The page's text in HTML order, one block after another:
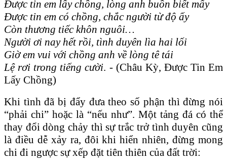
Được tin em lấy chồng, lòng anh buồn biết mấy
Được tin em có chồng, chắc người từ độ ấy
Còn thương tiếc khôn nguôi…
Người ơi nay hết rồi, tình duyên lìa hai lối
Giờ em vui với chồng anh về lòng tê tái
Lệ rơi trong tiếng cười. - (Châu Kỳ, Được Tin Em
Lấy Chồng)
Khi tình đã bị đẩy đưa theo số phận thì đừng nói
“phải chi” hoặc là “nếu như”. Một tảng đá có thể
thay đổi dòng chảy thì sự trắc trở tình duyên cũng
là điều dễ xảy ra, đôi khi hiển nhiên, đừng mong
chi đi ngược sự xếp đặt tiên thiên của đất trời: